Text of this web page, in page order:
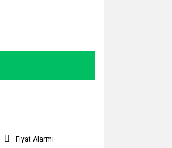
Fiyat Alarmı